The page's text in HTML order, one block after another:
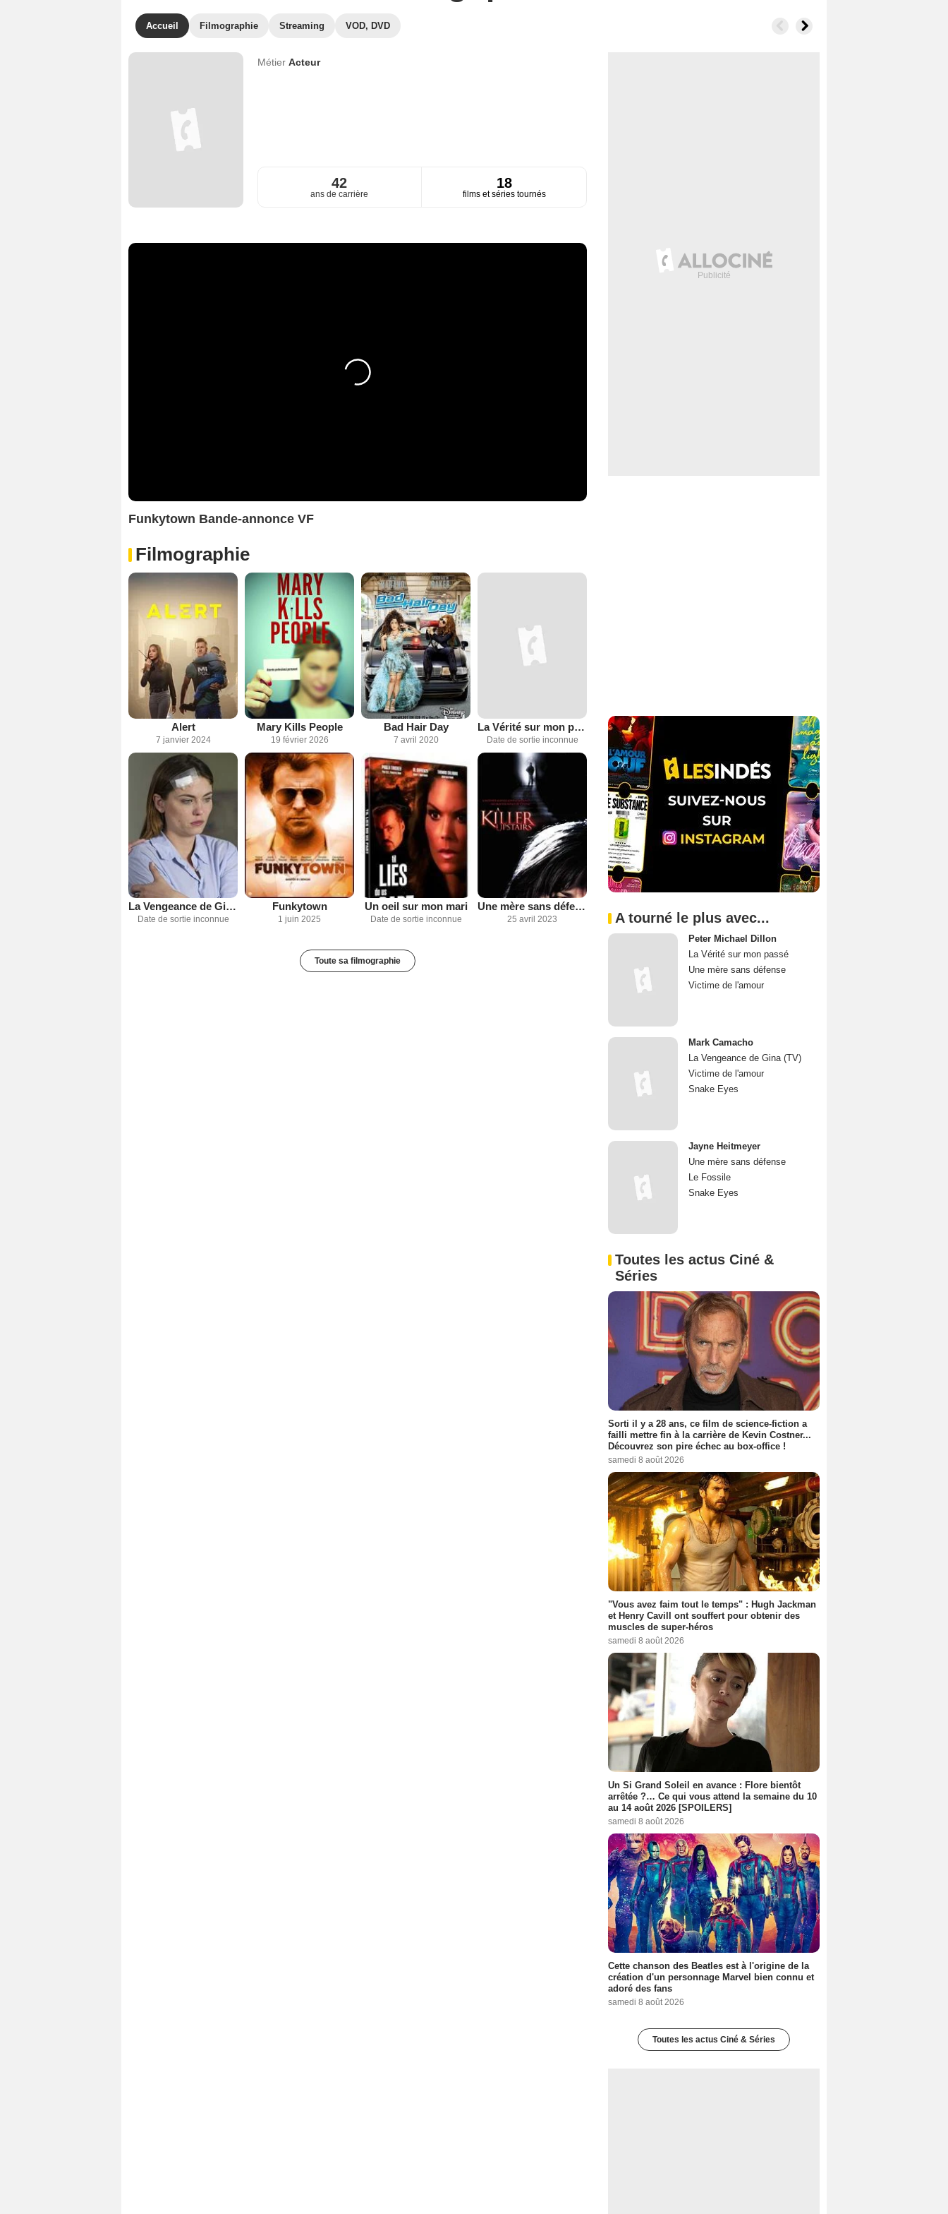
Accueil Filmographie Streaming VOD, DVD
Métier Acteur
42
ans de carrière
18
films et séries tournés
Funkytown Bande-annonce VF
Filmographie
Alert
7 janvier 2024
Mary Kills People
19 février 2026
Bad Hair Day
7 avril 2020
La Vérité sur mon passé
Date de sortie inconnue
La Vengeance de Gina (TV)
Date de sortie inconnue
Funkytown
1 juin 2025
Un oeil sur mon mari
Date de sortie inconnue
Une mère sans défense
25 avril 2023
Toute sa filmographie
A tourné le plus avec...
Peter Michael Dillon
La Vérité sur mon passé
Une mère sans défense
Victime de l'amour
Mark Camacho
La Vengeance de Gina (TV)
Victime de l'amour
Snake Eyes
Jayne Heitmeyer
Une mère sans défense
Le Fossile
Snake Eyes
Toutes les actus Ciné &
Séries
Sorti il y a 28 ans, ce film de science-fiction a
failli mettre fin à la carrière de Kevin Costner...
Découvrez son pire échec au box-office !
samedi 8 août 2026
"Vous avez faim tout le temps" : Hugh Jackman
et Henry Cavill ont souffert pour obtenir des
muscles de super-héros
samedi 8 août 2026
Un Si Grand Soleil en avance : Flore bientôt
arrêtée ?… Ce qui vous attend la semaine du 10
au 14 août 2026 [SPOILERS]
samedi 8 août 2026
Cette chanson des Beatles est à l'origine de la
création d'un personnage Marvel bien connu et
adoré des fans
samedi 8 août 2026
Toutes les actus Ciné & Séries